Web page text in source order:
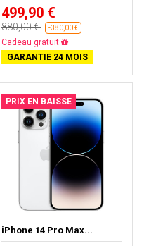
499,90 €
880,00 € -380,00 €
Livraison gratuite
GARANTIE 24 MOIS
PRIX EN BAISSE
iPhone 14 Pro Max...